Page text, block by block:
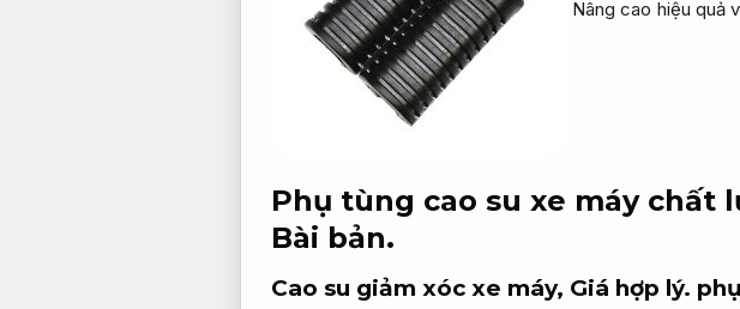
Nâng cao hiệu quả
Phụ tùng cao su xe máy chất
Bài bản.
Cao su giảm xóc xe máy, Giá hợp lý.